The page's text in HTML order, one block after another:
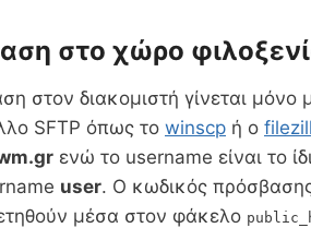
στο χώρο
στον διακομιστή γίνεται
SFTP όπως το winscp ή ο
ενώ το username είναι το
user. Ο κωδικός πρόσβασης
μέσα στον φάκελο